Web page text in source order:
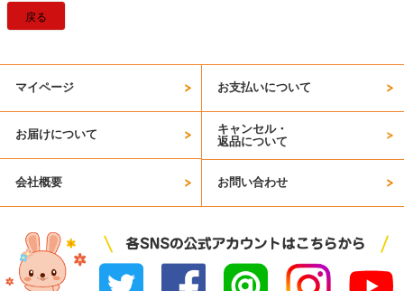
戻る
マイページ お支払いについて
お届けについて
キャンセル・
返品について
会社概要 お問い合わせ